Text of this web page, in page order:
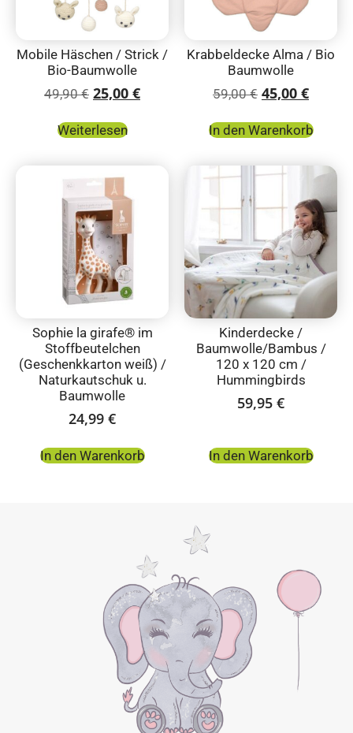
Mobile Häschen / Strick /
Bio-Baumwolle
49,90€ 25,00 €
Weiterlesen
Krabbeldecke Alma / Bio
Baumwolle
59,00€ 45,00 €
In den Warenkorb
Sophie la girafe® im
Stoffbeutelchen
(Geschenkkarton weiß) /
Naturkautschuk u.
Baumwolle
24,99 €
In den Warenkorb
Kinderdecke /
Baumwolle/Bambus /
120 x 120 cm /
Hummingbirds
59,95 €
In den Warenkorb